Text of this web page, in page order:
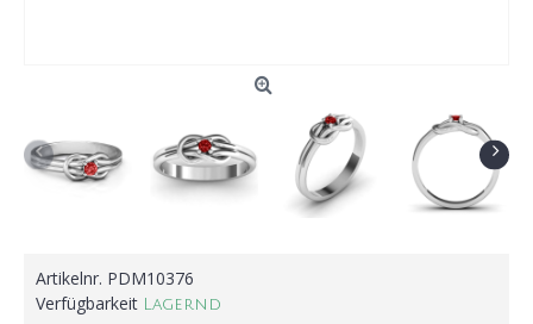
Artikelnr. PDM10376
Verfügbarkeit Lagernd